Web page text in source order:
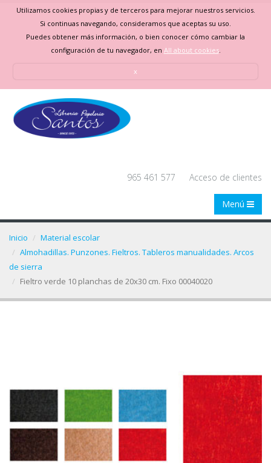
Utilizamos cookies propias y de terceros para mejorar nuestros servicios.
Si continuas navegando, consideramos que aceptas su uso.
Puedes obtener más información, o bien conocer cómo cambiar la
configuración de tu navegador, en All about cookies.
x
965 461 577 Acceso de clientes
Menú
Inicio
Material escolar
Almohadillas. Punzones. Fieltros. Tableros manualidades. Arcos
de sierra
Fieltro verde 10 planchas de 20x30 cm. Fixo 00040020